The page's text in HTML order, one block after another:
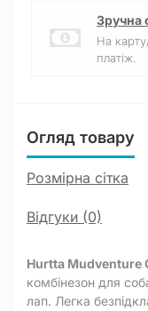
Зручна
На
платіж.
Огляд товару
Розмірна сітка
Відгуки (0)
Hurtta Mudventure
комбінезон для
лап. Легка